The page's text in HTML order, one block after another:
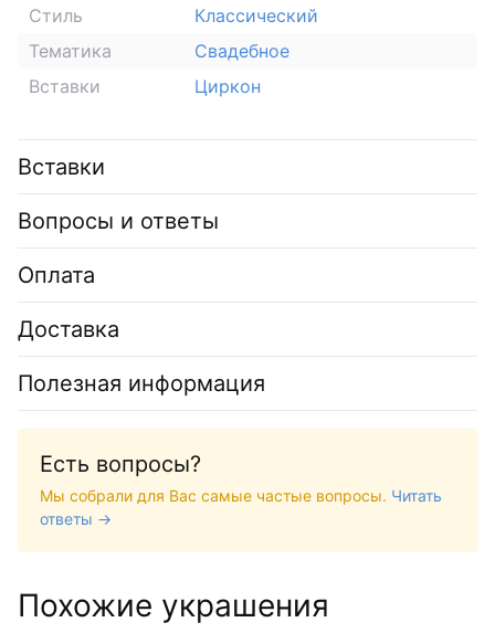
Стиль
Классический
Тематика
Свадебное
Вставки
Циркон
Вставки
Вопросы и ответы
Оплата
Доставка
Полезная информация
Есть вопросы?
Мы собрали для Вас самые частые вопросы. Читать
ответы →
Похожие украшения